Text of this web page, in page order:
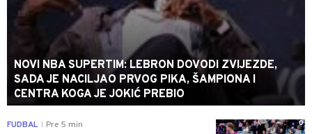
NOVI NBA SUPERTIM: LEBRON DOVODI ZVIJEZDE,
SADA JE NACILJAO PRVOG PIKA, ŠAMPIONA I
CENTRA KOGA JE JOKIĆ PREBIO
0
FUDBAL Pre 5 min